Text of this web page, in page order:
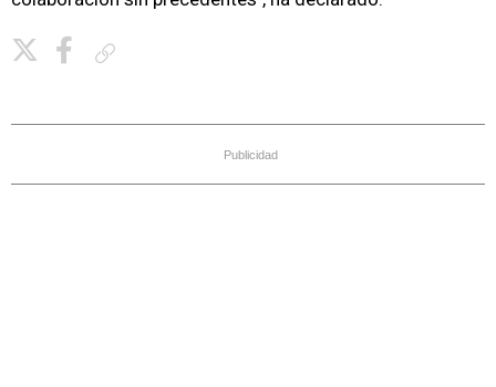
Publicidad